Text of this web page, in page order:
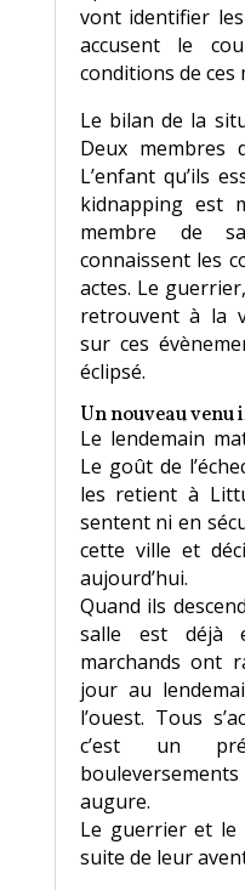
vont identifier
accusent le
conditions de ces
Le bilan de la
Deux membres
L’enfant qu’ils
kidnapping est
membre de
connaissent les
actes. Le
retrouvent à la
sur ces
éclipsé.
Un nouveau
Le lendemain
Le goût de
les retient à
sentent ni en
cette ville et
aujourd’hui.
Quand ils
salle est déjà
marchands ont
jour au
l’ouest. Tous
c’est un
augure.
Le guerrier et le
suite de leur